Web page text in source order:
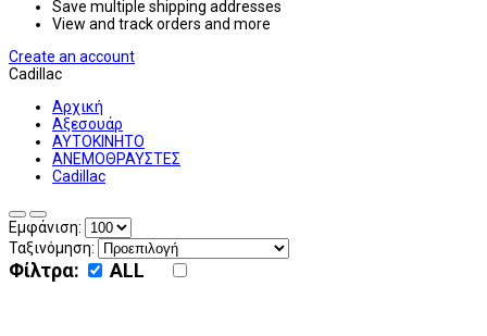
Save multiple shipping addresses
View and track orders and more
Create an account
Cadillac
Αρχική
Αξεσουάρ
ΑΥΤΟΚΙΝΗΤΟ
ΑΝΕΜΟΘΡΑΥΣΤΕΣ
Cadillac
Εμφάνιση:
Ταξινόμηση:
Φίλτρα: ALL